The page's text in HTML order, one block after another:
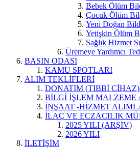
Bebek Ölüm
Çocuk Ölüm
Yeni Doğan
Yetişkin Ölüm
Sağlık Hizmet
Üremeye Yardımcı
BASIN ODASI
KAMU SPOTLARI
ALIM TEKLİFLERİ
DONATIM (TIBBİ
BİLGİ İŞLEM MALZEME
İNŞAAT -HİZMET
İLAÇ VE ECZACILIK
2025 YILI (ARŞİV)
2026 YILI
İLETİŞİM